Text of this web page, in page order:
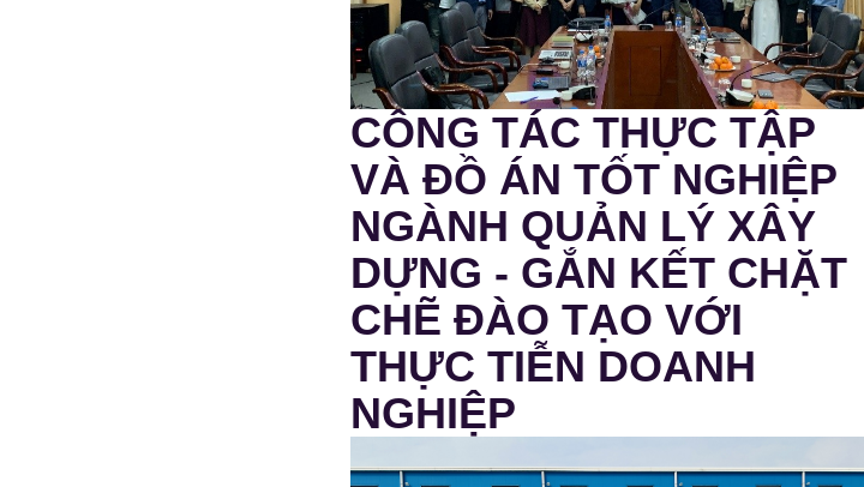
CÔNG TÁC THỰC TẬP
VÀ ĐỒ ÁN TỐT NGHIỆP
NGÀNH QUẢN LÝ XÂY
DỰNG - GẮN KẾT CHẶT
CHẼ ĐÀO TẠO VỚI
THỰC TIỄN DOANH
NGHIỆP